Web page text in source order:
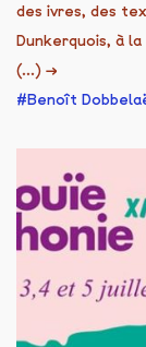
des ivres, des
Dunkerquois, à
(...) →
Benoît